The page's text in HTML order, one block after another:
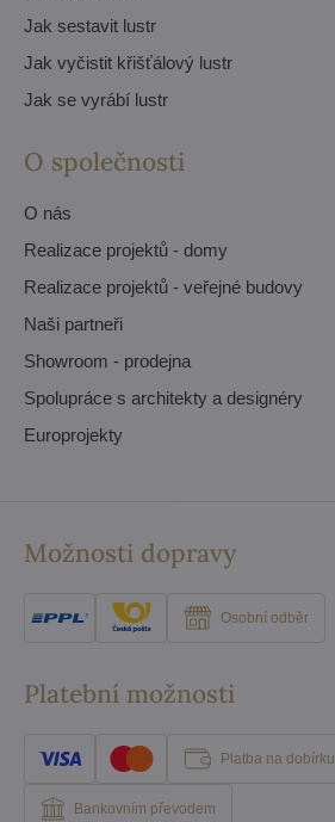
Jak sestavit lustr
Jak vyčistit křišťálový lustr
Jak se vyrábí lustr
O společnosti
O nás
Realizace projektů - domy
Realizace projektů - veřejné budovy
Naši partneři
Showroom - prodejna
Spolupráce s architekty a designéry
Europrojekty
Možnosti dopravy
Osobní odběr
Platební možnosti
Platba na dobírku
Bankovním převodem